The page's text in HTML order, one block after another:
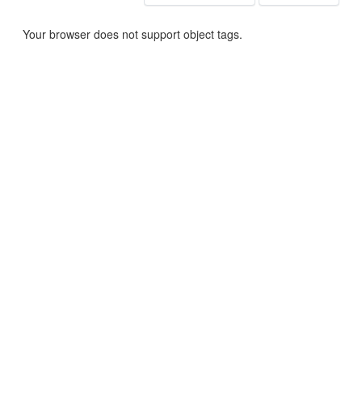
Your browser does not support object tags.